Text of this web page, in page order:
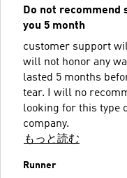
Do not recommend
you 5 month
customer support
will not honor any
lasted 5 months
tear. I will no
looking for this type
company.
もっと読む
Runner